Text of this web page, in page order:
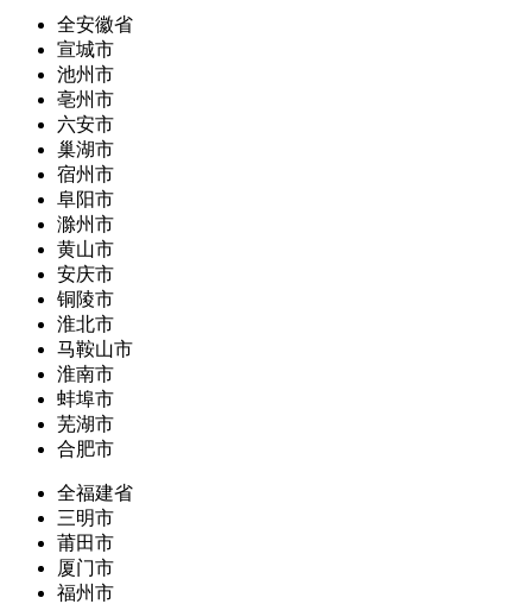
全安徽省
宣城市
池州市
亳州市
六安市
巢湖市
宿州市
阜阳市
滁州市
黄山市
安庆市
铜陵市
淮北市
马鞍山市
淮南市
蚌埠市
芜湖市
合肥市
全福建省
三明市
莆田市
厦门市
福州市